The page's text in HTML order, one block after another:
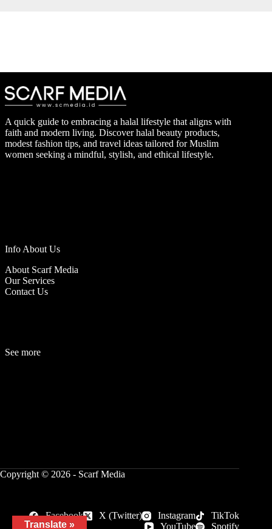
A quick guide to embracing a halal lifestyle that aligns with
faith and modern living. Discover halal beauty products,
modest fashion tips, and travel ideas tailored for Muslim
women seeking a mindful, stylish, and ethical lifestyle.
Info About Us
About Scarf Media
Our Services
Contact Us
See more
Copyright © 2026 - Scarf Media
Facebook X (Twitter) Instagram
TikTok
YouTube
Spotify
Translate »